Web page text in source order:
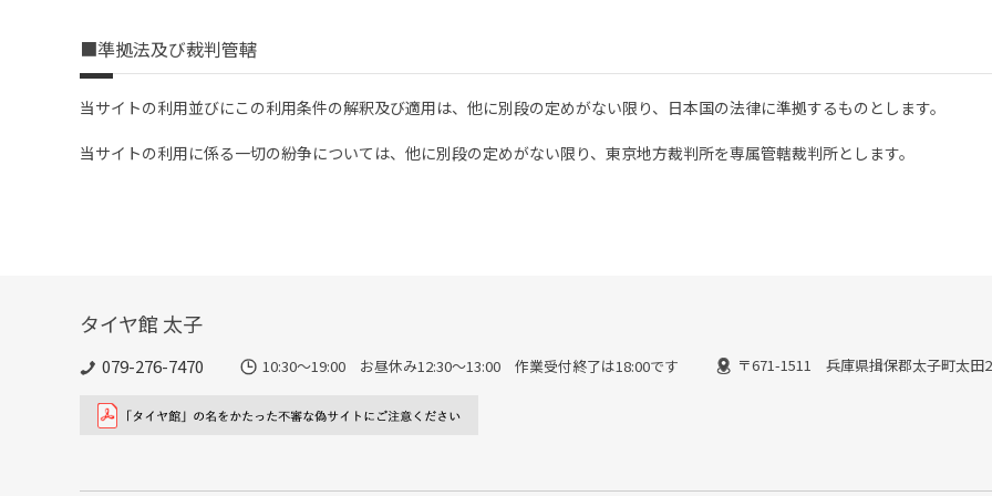
■準拠法及び裁判管轄
当サイトの利用並びにこの利用条件の解釈及び適用は、他に別段の定めがない限り、日本国の法律に準拠するものとします。
当サイトの利用に係る一切の紛争については、他に別段の定めがない限り、東京地方裁判所を専属管轄裁判所とします。
タイヤ館 太子
079-276-7470 10:30～19:00 お昼休み12:30～13:00 作業受付終了は18:00です 〒671-1511 兵庫県揖保郡太子町太田